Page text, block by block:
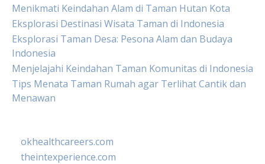
Menikmati Keindahan Alam di Taman Hutan Kota
Eksplorasi Destinasi Wisata Taman di Indonesia
Eksplorasi Taman Desa: Pesona Alam dan Budaya
Indonesia
Menjelajahi Keindahan Taman Komunitas di Indonesia
Tips Menata Taman Rumah agar Terlihat Cantik dan
Menawan
okhealthcareers.com
theintexperience.com